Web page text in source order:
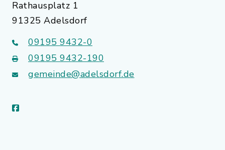
Rathausplatz 1
91325 Adelsdorf
09195 9432-0
09195 9432-190
gemeinde@adelsdorf.de
facebook